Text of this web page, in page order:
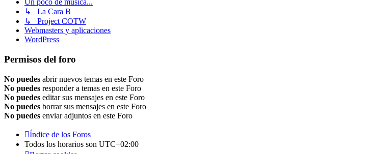
Un poco de música...
↳ La Cara B
↳ Project COTW
Webmasters y aplicaciones
WordPress
Permisos del foro
No puedes abrir nuevos temas en este Foro
No puedes responder a temas en este Foro
No puedes editar sus mensajes en este Foro
No puedes borrar sus mensajes en este Foro
No puedes enviar adjuntos en este Foro
Índice de los Foros
Todos los horarios son UTC+02:00